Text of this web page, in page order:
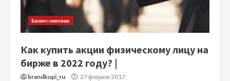
Бизнес советник
Как купить акции физическому лицу на
бирже в 2022 году? |
brandkupi_ru 27 февраля 2017